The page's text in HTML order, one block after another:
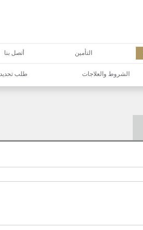
التأمين أتصل بنا
الشروط والعلاجات طلب